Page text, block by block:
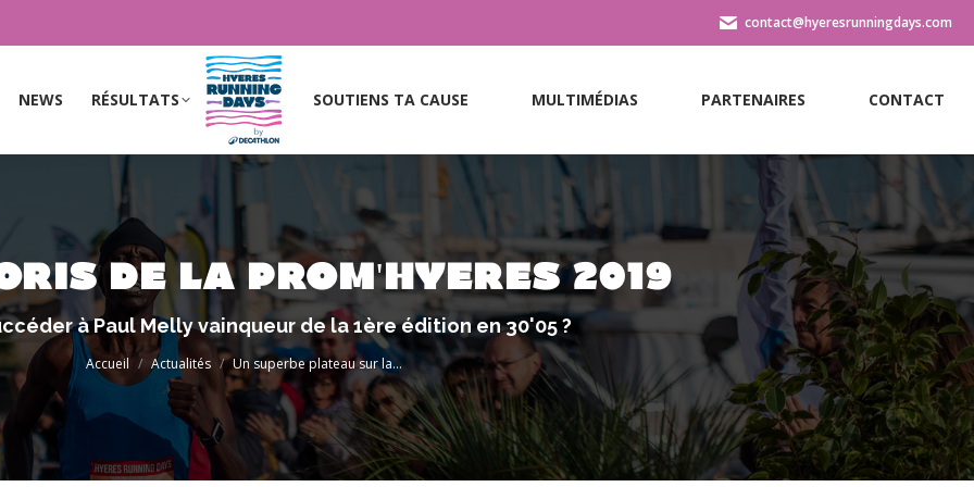
contact@hyeresrunningdays.com
NEWS RÉSULTATS SOUTIENS TA CAUSE MULTIMÉDIAS PARTENAIRES CONTACT
DE LA PROM'HYÈRES 2019
à Paul Melly vainqueur de la 1ère édition en 30'05 ?
Vous êtes ici :
Accueil Actualités Un superbe plateau sur la…
NEWS RÉSULTATS SOUTIENS TA CAUSE MULTIMÉDIAS PARTENAIRES CONTACT